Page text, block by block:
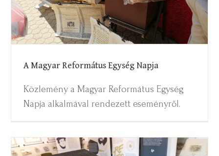
A Magyar Református Egység Napja
Közlemény a Magyar Református Egység
Napja alkalmával rendezett eseményről.